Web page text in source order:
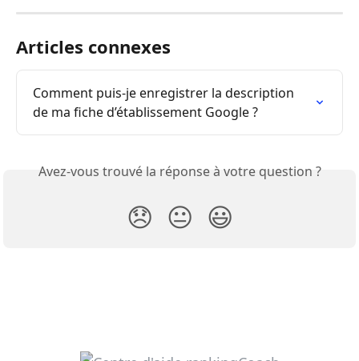
Articles connexes
Comment puis-je enregistrer la description
de ma fiche d’établissement Google ?
Avez-vous trouvé la réponse à votre question ?
😞 😐 😃